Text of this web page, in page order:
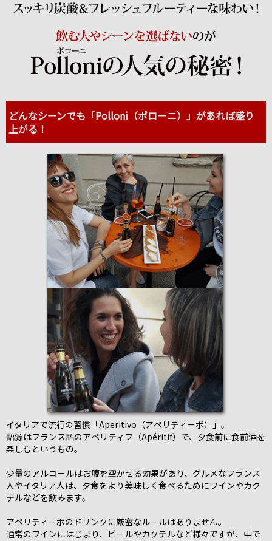
どんなシーンでも「Polloni（ポローニ）」があれば盛り
上がる！
イタリアで流行の習慣「Aperitivo（アペリティーボ）」。
語源はフランス語のアペリティフ（Apéritif）で、夕食前に食前酒を
楽しむというもの。
少量のアルコールはお腹を空かせる効果があり、グルメなフランス
人やイタリア人は、夕食をより美味しく食べるためにワインやカク
テルなどを飲みます。
アペリティーボのドリンクに厳密なルールはありません。
通常のワインにはじまり、ビールやカクテルなど様々ですが、中で